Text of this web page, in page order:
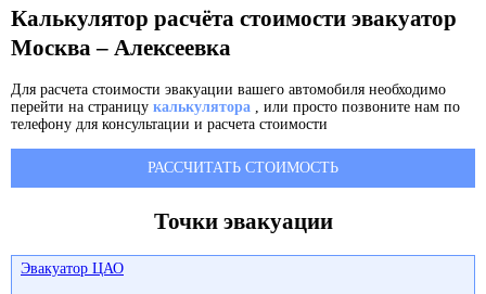
Калькулятор расчёта стоимости эвакуатор
Москва – Алексеевка
Для расчета стоимости эвакуации вашего автомобиля необходимо
перейти на страницу калькулятора , или просто позвоните нам по
телефону для консультации и расчета стоимости
РАССЧИТАТЬ СТОИМОСТЬ
Точки эвакуации
Эвакуатор ЦАО